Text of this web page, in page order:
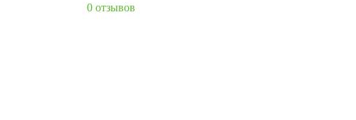
0 отзывов